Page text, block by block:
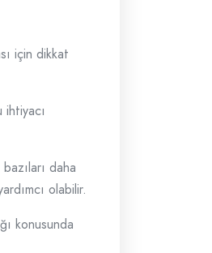
için dikkat
daha
olabilir.
konusunda